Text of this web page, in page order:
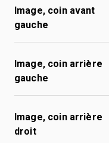
Image, coin avant
gauche
Image, coin arrière
gauche
Image, coin arrière
droit